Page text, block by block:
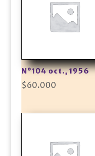
N°104 oct., 1956
$60.000